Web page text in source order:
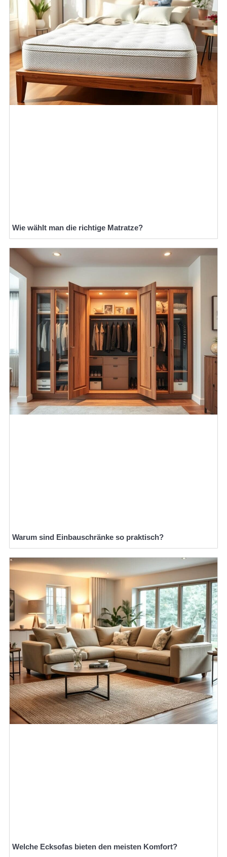
Wie wählt man die richtige Matratze?
Warum sind Einbauschränke so praktisch?
Welche Ecksofas bieten den meisten Komfort?